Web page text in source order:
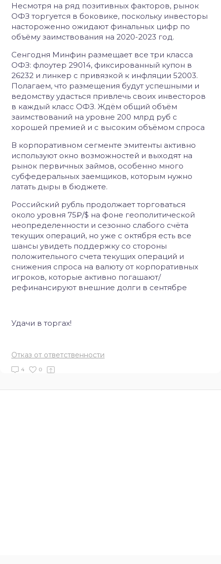
Несмотря на ряд позитивных факторов, рынок
ОФЗ торгуется в боковике, поскольку инвесторы
настороженно ожидают финальных цифр по
объёму заимствования на 2020-2023 год.
Сенгодня Минфин размещает все три класса
ОФЗ: флоутер 29014, фиксированный купон в
26232 и линкер с привязкой к инфляции 52003.
Полагаем, что размещения будут успешными и
ведомству удасться привлечь своих инвесторов
в каждый класс ОФЗ. Ждём общий объём
заимствований на уровне 200 млрд руб с
хорошей премией и с высоким объёмом спроса
В корпоративном сегменте эмитенты активно
используют окно возможностей и выходят на
рынок первичных займов, особенно много
субфедеральных заемщиков, которым нужно
латать дыры в бюджете.
Российский рубль продолжает торговаться
около уровня 75₽/$ на фоне геополитической
неопределенности и сезонно слабого счёта
текущих операций, но уже с октября есть все
шансы увидеть поддержку со стороны
положительного счета текущих операций и
снижения спроса на валюту от корпоративных
игроков, которые активно погашают/
рефинансируют внешние долги в сентябре
Удачи в торгах!
Отказ от ответственности
4 0